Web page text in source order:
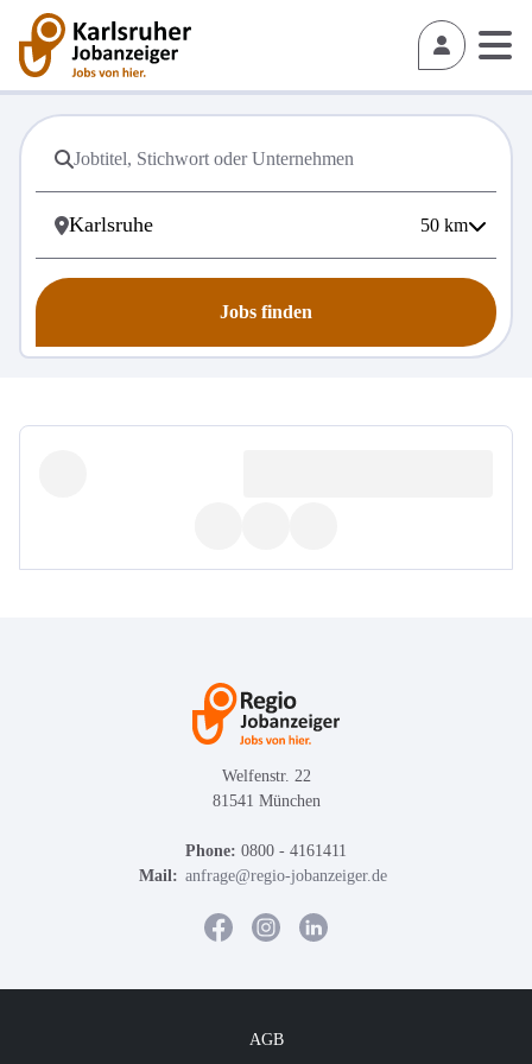
50 km
Jobs finden
Welfenstr. 22
81541 München
Phone: 0800 - 4161411
Mail: anfrage@regio-jobanzeiger.de
AGB